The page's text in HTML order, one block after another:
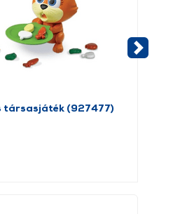
társasjáték (927477)